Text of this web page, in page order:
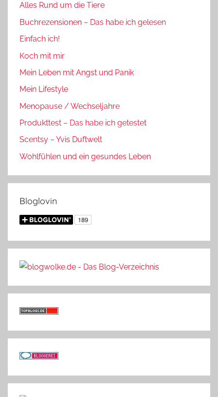
Alles Rund um die Tiere
Buchrezensionen – Das habe ich gelesen
Einfach ich!
Koch mit mir
Mein Leben mit Angst und Panik
Mein Lifestyle
Menopause / Wechseljahre
Produkttest – Das habe ich getestet
Scentsy – Yvis Duftwelt
Wohlfühlen und ein gesundes Leben
Bloglovin